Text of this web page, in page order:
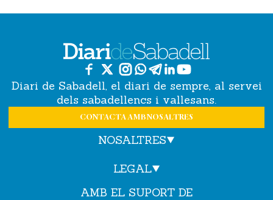
Diari de Sabadell, el diari de sempre, al servei
dels sabadellencs i vallesans.
CONTACTA AMB NOSALTRES
NOSALTRES
LEGAL
AMB EL SUPORT DE